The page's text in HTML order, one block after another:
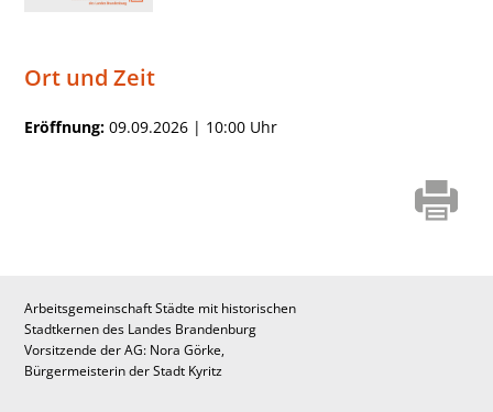
Ort und Zeit
Eröffnung: 09.09.2026 | 10:00 Uhr
Arbeitsgemeinschaft Städte mit historischen
Stadtkernen des Landes Brandenburg
Vorsitzende der AG: Nora Görke,
Bürgermeisterin der Stadt Kyritz